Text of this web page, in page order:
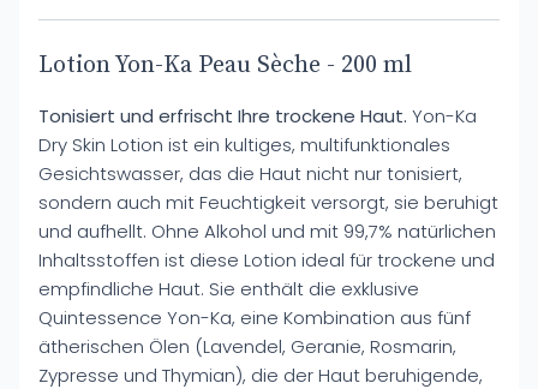
Lotion Yon-Ka Peau Sèche - 200 ml
Tonisiert und erfrischt Ihre trockene Haut. Yon-Ka
Dry Skin Lotion ist ein kultiges, multifunktionales
Gesichtswasser, das die Haut nicht nur tonisiert,
sondern auch mit Feuchtigkeit versorgt, sie beruhigt
und aufhellt. Ohne Alkohol und mit 99,7% natürlichen
Inhaltsstoffen ist diese Lotion ideal für trockene und
empfindliche Haut. Sie enthält die exklusive
Quintessence Yon-Ka, eine Kombination aus fünf
ätherischen Ölen (Lavendel, Geranie, Rosmarin,
Zypresse und Thymian), die der Haut beruhigende,